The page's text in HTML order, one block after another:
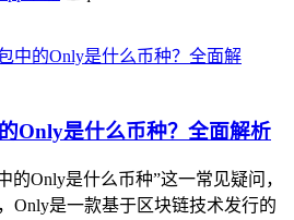
Only是什么币种？全面解析
的Only是什么币种”这一常见疑问，
Only是一款基于区块链技术发行的